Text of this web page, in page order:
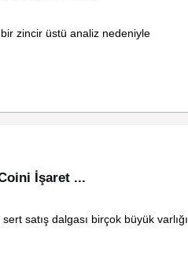
zincir üstü analiz nedeniyle
İşaret ...
satış dalgası birçok büyük varlığı